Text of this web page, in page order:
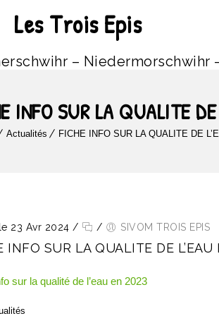
Les Trois Epis
– Niedermorschwihr
INFO SUR LA QUALITE
Actualités FICHE INFO SUR LA QUALITE DE
23 Avr 2024 / / SIVOM TROIS EPIS
INFO SUR LA QUALITE DE
sur la qualité de l’eau en 2023